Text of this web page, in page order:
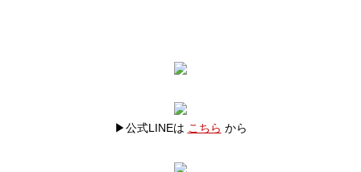
▶公式LINEは こちら から